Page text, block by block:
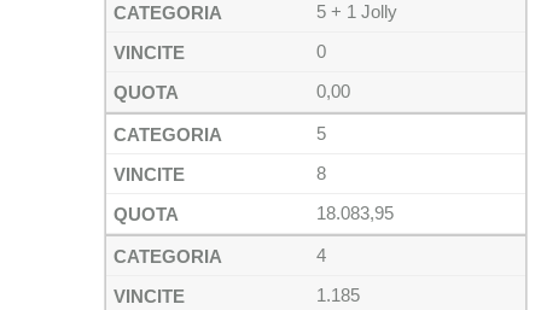
5 + 1 Jolly
0
0,00
5
8
18.083,95
4
1.185